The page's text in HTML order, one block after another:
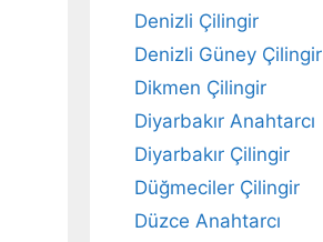
Denizli Çilingir
Denizli Güney Çilingir
Dikmen Çilingir
Diyarbakır Anahtarcı
Diyarbakır Çilingir
Düğmeciler Çilingir
Düzce Anahtarcı